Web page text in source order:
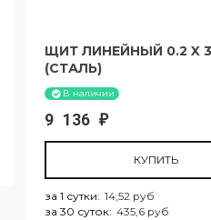
ЩИТ ЛИНЕЙНЫЙ 0.2 X
(СТАЛЬ)
В наличии
9 136 ₽
КУПИТЬ
за 1 сутки: 14,52 руб
за 30 суток: 435,6 руб